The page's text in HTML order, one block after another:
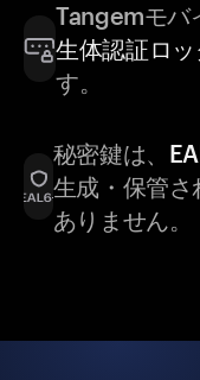
Tangemモバ
生体認証ロッ
す。
秘密鍵は、
生成・保管さ
ありません。